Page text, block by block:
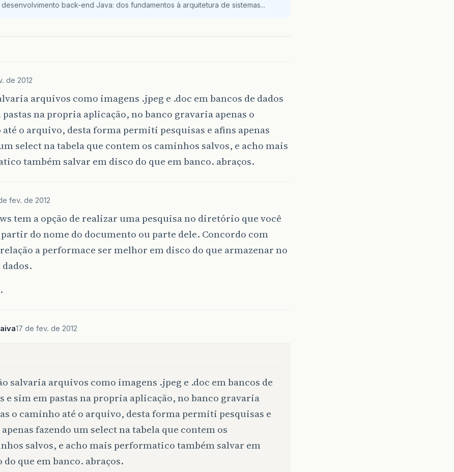
desenvolvimento back-end Java: dos fundamentos à arquitetura de sistemas...
de 2012
arquivos como imagens .jpeg e .doc em bancos de dados
pastas na propria aplicação, no banco gravaria apenas o
o arquivo, desta forma permiti pesquisas e afins apenas
select na tabela que contem os caminhos salvos, e acho mais
também salvar em disco do que em banco. abraços.
fev. de 2012
tem a opção de realizar uma pesquisa no diretório que você
partir do nome do documento ou parte dele. Concordo com
relação a performace ser melhor em disco do que armazenar no
17 de fev. de 2012
salvaria arquivos como imagens .jpeg e .doc em bancos de
e sim em pastas na propria aplicação, no banco gravaria
o caminho até o arquivo, desta forma permiti pesquisas e
fazendo um select na tabela que contem os
salvos, e acho mais performatico também salvar em
do que em banco. abraços.